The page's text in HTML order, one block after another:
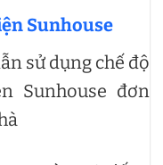
Sunhouse
sử dụng chế độ
Sunhouse đơn